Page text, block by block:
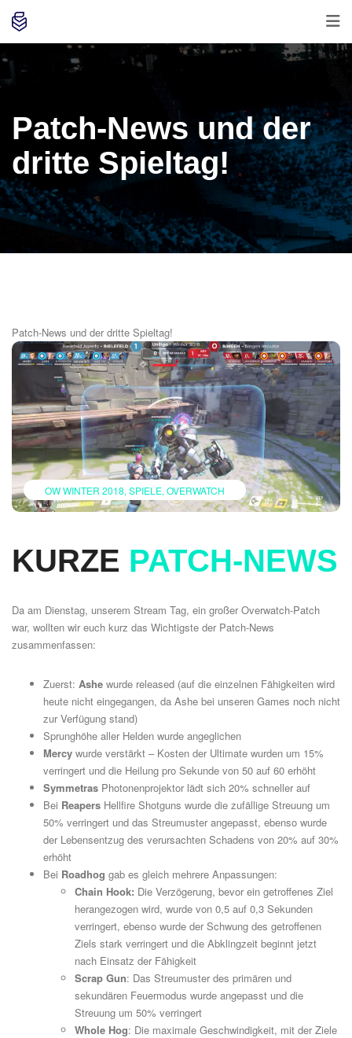
Patch-News und der
dritte Spieltag!
Patch-News und der dritte Spieltag!
OW WINTER 2018 SPIELE OVERWATCH
KURZE PATCH-NEWS
Da am Dienstag, unserem Stream Tag, ein großer Overwatch-Patch
war, wollten wir euch kurz das Wichtigste der Patch-News
zusammenfassen:
Zuerst: Ashe wurde released (auf die einzelnen Fähigkeiten wird
heute nicht eingegangen, da Ashe bei unseren Games noch nicht
zur Verfügung stand)
Sprunghöhe aller Helden wurde angeglichen
Mercy wurde verstärkt – Kosten der Ultimate wurden um 15%
verringert und die Heilung pro Sekunde von 50 auf 60 erhöht
Symmetras Photonenprojektor lädt sich 20% schneller auf
Bei Reapers Hellfire Shotguns wurde die zufällige Streuung um
50% verringert und das Streumuster angepasst, ebenso wurde
der Lebensentzug des verursachten Schadens von 20% auf 30%
erhöht
Bei Roadhog gab es gleich mehrere Anpassungen:
Chain Hook: Die Verzögerung, bevor ein getroffenes Ziel
herangezogen wird, wurde von 0,5 auf 0,3 Sekunden
verringert, ebenso wurde der Schwung des getroffenen
Ziels stark verringert und die Abklingzeit beginnt jetzt
nach Einsatz der Fähigkeit
Scrap Gun: Das Streumuster des primären und
sekundären Feuermodus wurde angepasst und die
Streuung um 50% verringert
Whole Hog: Die maximale Geschwindigkeit, mit der Ziele